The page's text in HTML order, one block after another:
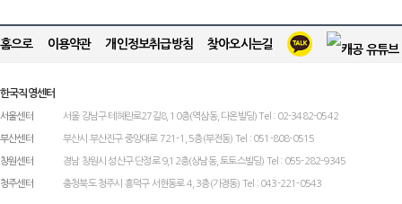
홈으로 이용약관 개인정보취급방침 찾아오시는길
한국직영센터
서울센터 서울 강남구 테헤란로27길8, 10층(역삼동, 다온빌딩) Tel : 02-3482-0542
부산센터 부산시 부산진구 중앙대로 721-1, 5층(부전동) Tel : 051-808-0515
창원센터 경남 창원시 성산구 단정로 9,12층(상남동, 토토스빌딩) Tel : 055-282-9345
청주센터 충청북도 청주시 흥덕구 서현동로 4, 3층(가경동) Tel : 043-221-0543